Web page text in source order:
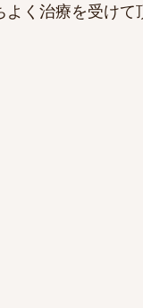
く治療を受けて